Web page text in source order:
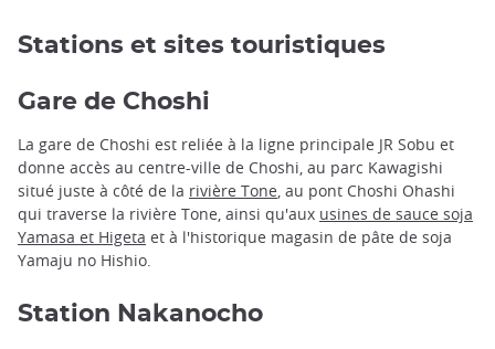
Stations et sites touristiques
Gare de Choshi
La gare de Choshi est reliée à la ligne principale JR Sobu et
donne accès au centre-ville de Choshi, au parc Kawagishi
situé juste à côté de la rivière Tone, au pont Choshi Ohashi
qui traverse la rivière Tone, ainsi qu'aux usines de sauce soja
Yamasa et Higeta et à l'historique magasin de pâte de soja
Yamaju no Hishio.
Station Nakanocho